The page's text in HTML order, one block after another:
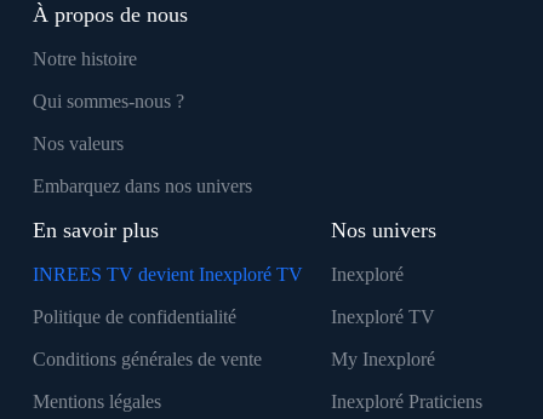
À propos de nous
Notre histoire
Qui sommes-nous ?
Nos valeurs
Embarquez dans nos univers
En savoir plus
INREES TV devient Inexploré TV
Politique de confidentialité
Conditions générales de vente
Mentions légales
Nos univers
Inexploré
Inexploré TV
My Inexploré
Inexploré Praticiens